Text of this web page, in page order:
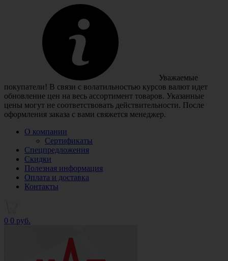
Уважаемые
покупатели! В связи с волатильностью курсов валют идет
обновление цен на весь ассортимент товаров. Указанные
цены могут не соответствовать действительности. После
оформления заказа с вами свяжется менеджер.
О компании
Сертификаты
Спецпредложения
Скидки
Полезная информация
Оплата и доставка
Контакты
0 0 руб.